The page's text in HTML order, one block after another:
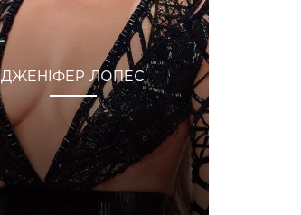
ДЖЕНІФЕР ЛОПЕС